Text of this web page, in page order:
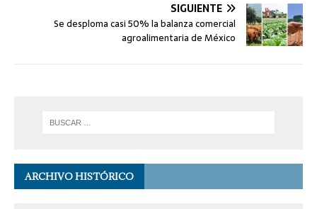
SIGUIENTE
Se desploma casi 50% la balanza comercial
agroalimentaria de México
ARCHIVO HISTÓRICO